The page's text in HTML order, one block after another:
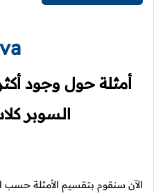
أمثلة حول وجود
الـسوبر
الآن سنقوم بتقسيم الأمثلة حسب